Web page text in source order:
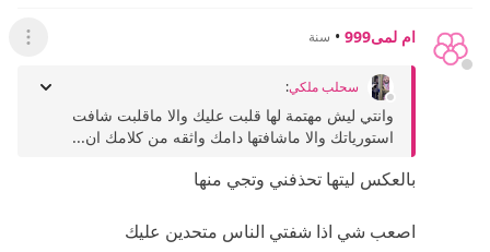
ام لمى999 • سنة عرض
سحلب ملكي:
وانتي ليش مهتمة لها قلبت عليك والا ماقلبت شافت
استورياتك والا ماشافتها دامك واثقه من كلامك ان...
بالعكس ليتها تحذفني وتجي منها
اصعب شي اذا شفتي الناس متحدين عليك